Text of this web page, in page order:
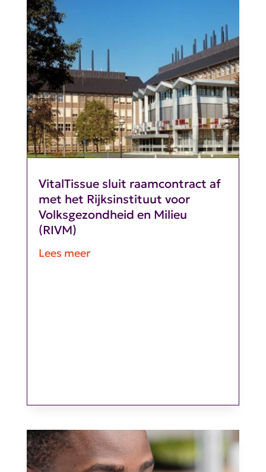
VitalTissue sluit raamcontract af
met het Rijksinstituut voor
Volksgezondheid en Milieu
(RIVM)
Lees meer